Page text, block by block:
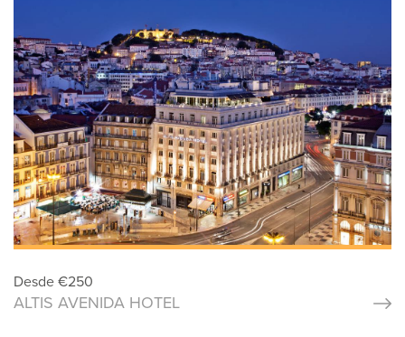
Desde €250
ALTIS AVENIDA HOTEL